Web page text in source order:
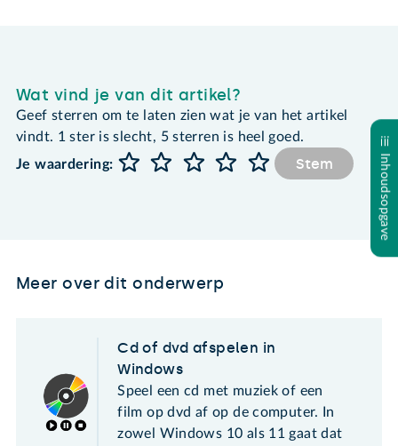
Inhoudsopgave
Wat vind je van dit artikel?
Geef sterren om te laten zien wat je van het artikel
vindt. 1 ster is slecht, 5 sterren is heel goed.
Je waardering:
Stem
Meer over dit onderwerp
Cd of dvd afspelen in
Windows
Speel een cd met muziek of een
film op dvd af op de computer. In
zowel Windows 10 als 11 gaat dat